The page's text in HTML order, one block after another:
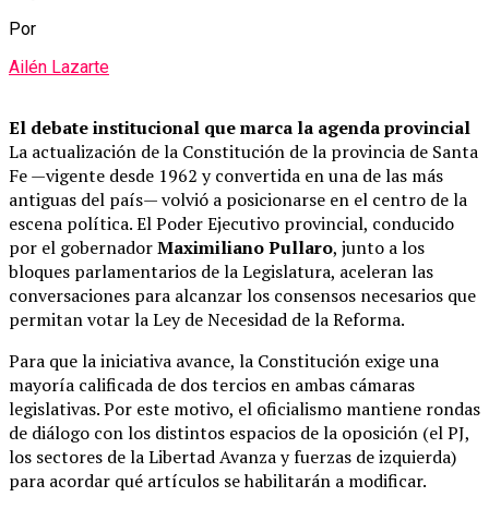
Por
Ailén Lazarte
El debate institucional que marca la agenda provincial
La actualización de la Constitución de la provincia de Santa
Fe —vigente desde 1962 y convertida en una de las más
antiguas del país— volvió a posicionarse en el centro de la
escena política. El Poder Ejecutivo provincial, conducido
por el gobernadorMaximiliano Pullaro, junto a los
bloques parlamentarios de la Legislatura, aceleran las
conversaciones para alcanzar los consensos necesarios que
permitan votar la Ley de Necesidad de la Reforma.
Para que la iniciativa avance, la Constitución exige una
mayoría calificada de dos tercios en ambas cámaras
legislativas. Por este motivo, el oficialismo mantiene rondas
de diálogo con los distintos espacios de la oposición (el PJ,
los sectores de la Libertad Avanza y fuerzas de izquierda)
para acordar qué artículos se habilitarán a modificar.